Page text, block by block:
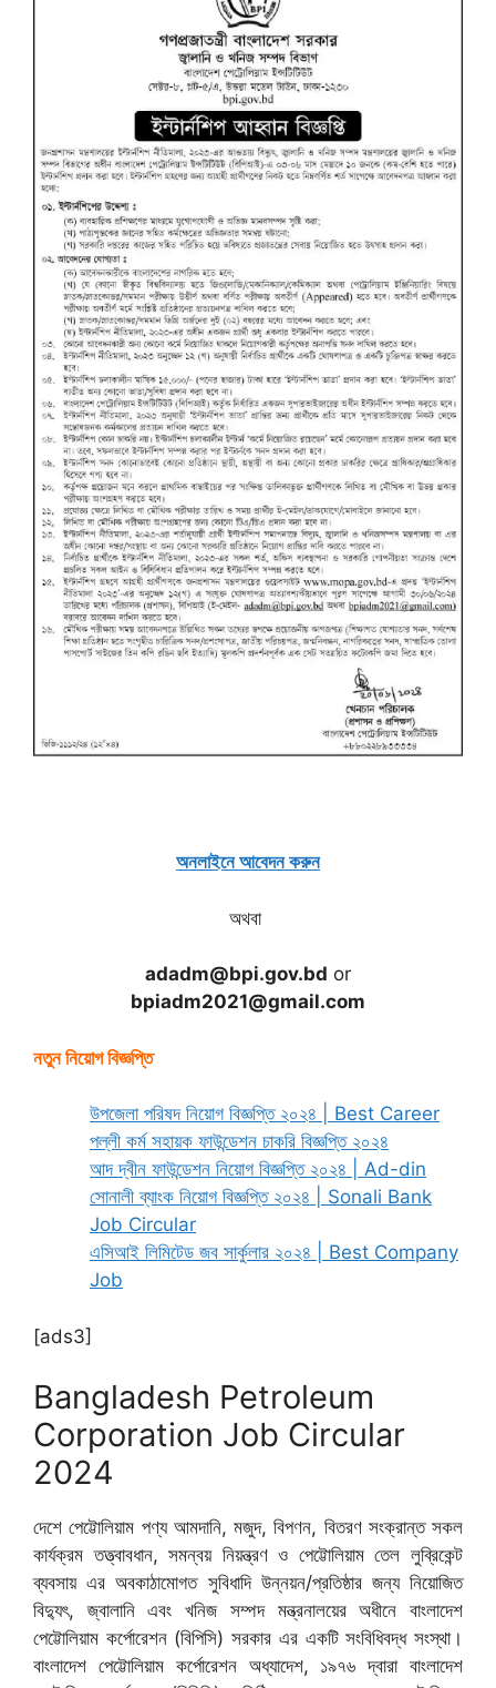
অনলাইনে আবেদন করুন
অথবা
adadm@bpi.gov.bd or
bpiadm2021@gmail.com
নতুন নিয়োগ বিজ্ঞপ্তি
উপজেলা পরিষদ নিয়োগ বিজ্ঞপ্তি ২০২৪ | Best Career
পল্লী কর্ম সহায়ক ফাউন্ডেশন চাকরি বিজ্ঞপ্তি ২০২৪
আদ দ্বীন ফাউন্ডেশন নিয়োগ বিজ্ঞপ্তি ২০২৪ | Ad-din
সোনালী ব্যাংক নিয়োগ বিজ্ঞপ্তি ২০২৪ | Sonali Bank
Job Circular
এসিআই লিমিটেড জব সার্কুলার ২০২৪ | Best Company
Job
[ads3]
Bangladesh Petroleum
Corporation Job Circular
2024
দেশে পেট্টোলিয়াম পণ্য আমদানি, মজুদ, বিপণন, বিতরণ সংক্রান্ত সকল
কার্যক্রম তত্ত্বাবধান, সমন্বয় নিয়ন্ত্রণ ও পেট্টোলিয়াম তেল লুব্রিকেন্ট
ব্যবসায় এর অবকাঠামোগত সুবিধাদি উন্নয়ন/প্রতিষ্ঠার জন্য নিয়োজিত
বিদ্যুৎ, জ্বালানি এবং খনিজ সম্পদ মন্ত্রনালয়ের অধীনে বাংলাদেশ
পেট্টোলিয়াম কর্পোরেশন (বিপিসি) সরকার এর একটি সংবিধিবদ্ধ সংস্থা।
বাংলাদেশ পেট্টোলিয়াম কর্পোরেশন অধ্যাদেশ, ১৯৭৬ দ্বারা বাংলাদেশ